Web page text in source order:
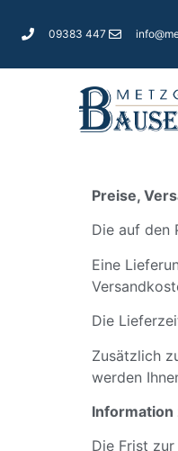
09383 447
Preise,
Die auf den
Eine
Die
Zusätzlich
werden
Die Frist